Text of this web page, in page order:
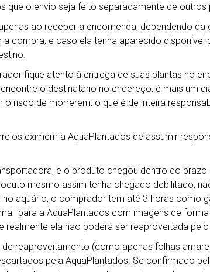
que o envio seja feito separadamente de outros
ao receber a encomenda, dependendo da
compra, e caso ela tenha aparecido disponível
fique atento à entrega de suas plantas no
o destinatário no endereço, é mais um
risco de morrerem, o que é de inteira
eximem a AquaPlantados de assumir
e o produto chegou dentro do prazo
mesmo assim tenha chegado debilitado,
aquário, o comprador tem até 3 horas como
para a AquaPlantados com imagens de forma
ela não poderá ser reaproveitada pelo
reaproveitamento (como apenas folhas
pela AquaPlantados. Se confirmado